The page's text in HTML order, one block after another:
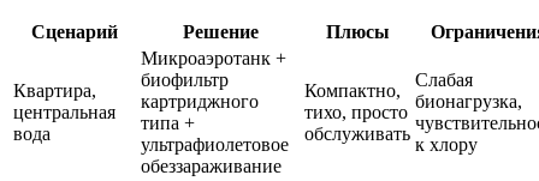
Сценарий Решение Плюсы
Квартира,
центральная
вода
Микроаэротанк +
биофильтр
картриджного
типа +
ультрафиолетовое
обеззараживание
Компактно,
тихо, просто
обслуживать
Слабая
бионагрузка,
к хлору